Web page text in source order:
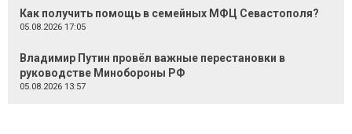
Как получить помощь в семейных МФЦ Севастополя?
05.08.2026 17:05
Владимир Путин провёл важные перестановки в
руководстве Минобороны РФ
05.08.2026 13:57